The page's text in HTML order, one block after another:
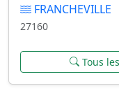
FRANCHEVILLE
27160
Tous